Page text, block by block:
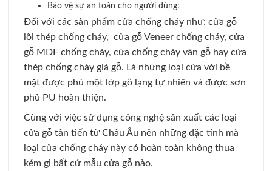
Bảo vệ sự an toàn cho người dùng:
Đối với các sản phẩm cửa chống cháy như: cửa gỗ
lõi thép chống cháy, cửa gỗ Veneer chống cháy, cửa
gỗ MDF chống cháy, cửa chống cháy vân gỗ hay cửa
thép chống cháy giả gỗ. Là những loại cửa với bề
mặt được phủ một lớp gỗ lạng tự nhiên và được sơn
phủ PU hoàn thiện.
Cùng với việc sử dụng công nghệ sản xuất các loại
cửa gỗ tân tiến từ Châu Âu nên những đặc tính mà
loại cửa chống cháy này có hoàn toàn không thua
kém gì bất cứ mẫu cửa gỗ nào.